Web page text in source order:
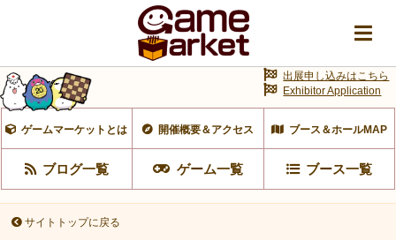
ゲームマーケットとは 開催概要＆アクセス ブース＆ホールMAP
ブログ一覧 ゲーム一覧 ブース一覧
出展申し込みはこちら
Exhibitor Application
サイトトップに戻る